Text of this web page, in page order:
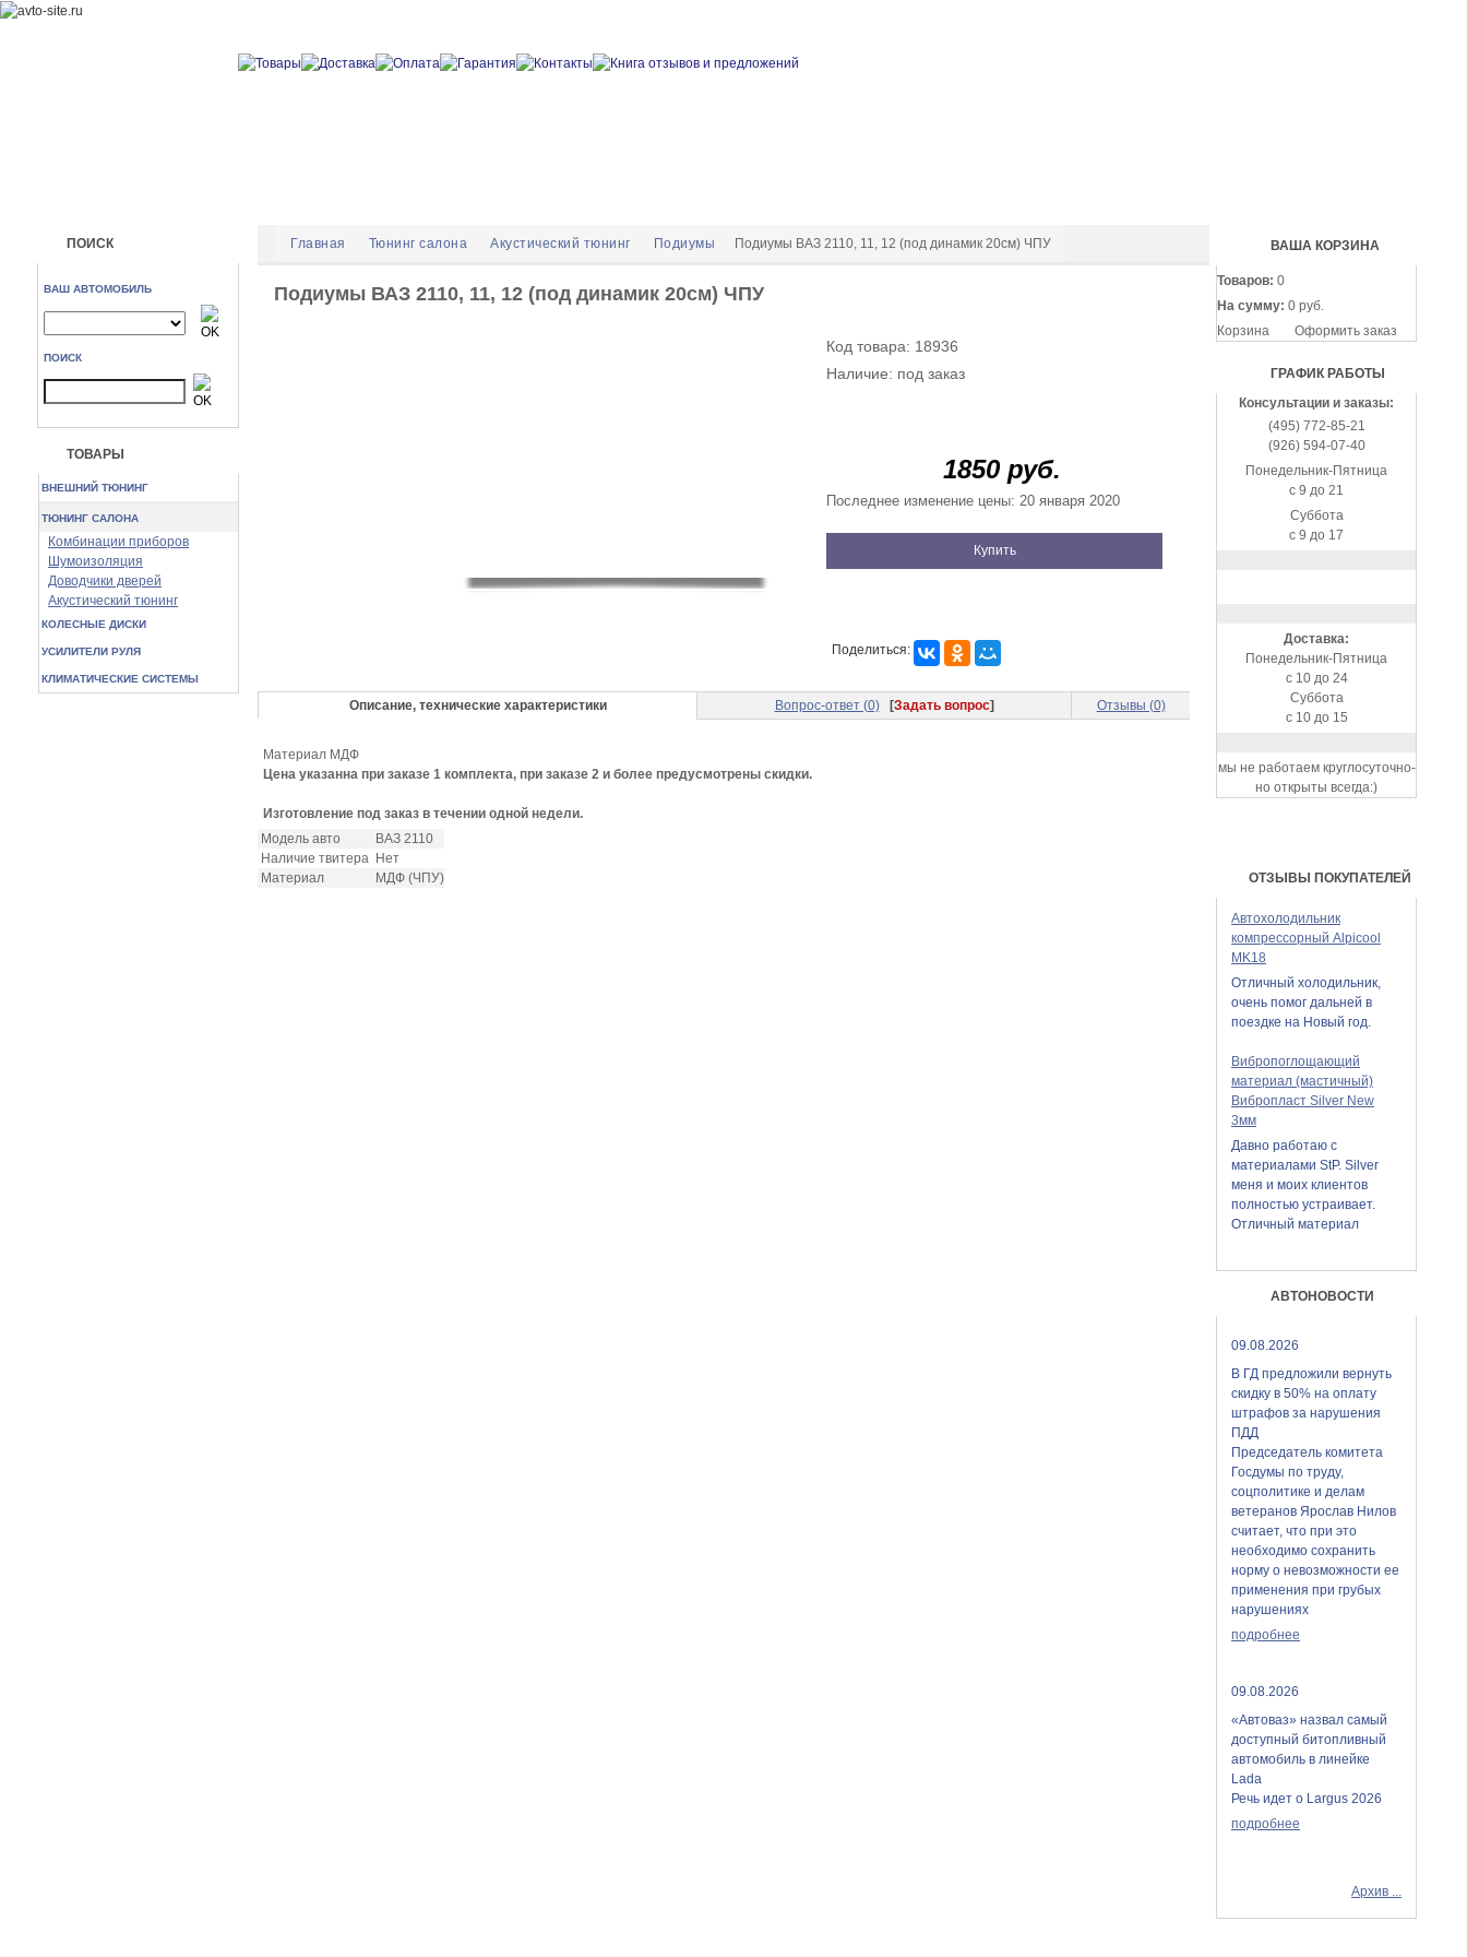
ПОИСК
ВАШ АВТОМОБИЛЬ
ПОИСК
ТОВАРЫ
ВНЕШНИЙ ТЮНИНГ
ТЮНИНГ САЛОНА
Комбинации приборов
Шумоизоляция
Доводчики дверей
Акустический тюнинг
КОЛЕСНЫЕ ДИСКИ
УСИЛИТЕЛИ РУЛЯ
КЛИМАТИЧЕСКИЕ СИСТЕМЫ
ВАША КОРЗИНА
Товаров: 0
На сумму: 0 руб.
Корзина
Оформить заказ
ГРАФИК РАБОТЫ
Консультации и заказы:
(495) 772-85-21
(926) 594-07-40
Понедельник-Пятница
с 9 до 21
Суббота
с 9 до 17
Доставка:
Понедельник-Пятница
с 10 до 24
Суббота
с 10 до 15
мы не работаем круглосуточно-
но открыты всегда:)
ОТЗЫВЫ ПОКУПАТЕЛЕЙ
Автохолодильник
компрессорный Alpicool
MK18
Отличный холодильник,
очень помог дальней в
поездке на Новый год.
Вибропоглощающий
материал (мастичный)
Вибропласт Silver New
3мм
Давно работаю с
материалами StP. Silver
меня и моих клиентов
полностью устраивает.
Отличный материал
АВТОНОВОСТИ
09.08.2026
В ГД предложили вернуть
скидку в 50% на оплату
штрафов за нарушения
ПДД
Председатель комитета
Госдумы по труду,
соцполитике и делам
ветеранов Ярослав Нилов
считает, что при это
необходимо сохранить
норму о невозможности ее
применения при грубых
нарушениях
подробнее
09.08.2026
«Автоваз» назвал самый
доступный битопливный
автомобиль в линейке
Lada
Речь идет о Largus 2026
подробнее
Архив ...
Главная Тюнинг салона Акустический тюнинг Подиумы Подиумы ВАЗ 2110, 11, 12 (под динамик 20см) ЧПУ
Подиумы ВАЗ 2110, 11, 12 (под динамик 20см) ЧПУ
Код товара: 18936
Наличие: под заказ
1850 руб.
Последнее изменение цены: 20 января 2020
Купить
Поделиться:
Описание, технические характеристики Вопрос-ответ (0)[Задать вопрос] Отзывы (0)
Материал МДФ
Цена указанна при заказе 1 комплекта, при заказе 2 и более предусмотрены скидки.
Изготовление под заказ в течении одной недели.
Модель авто
ВАЗ 2110
Наличие твитера Нет
Материал
МДФ (ЧПУ)